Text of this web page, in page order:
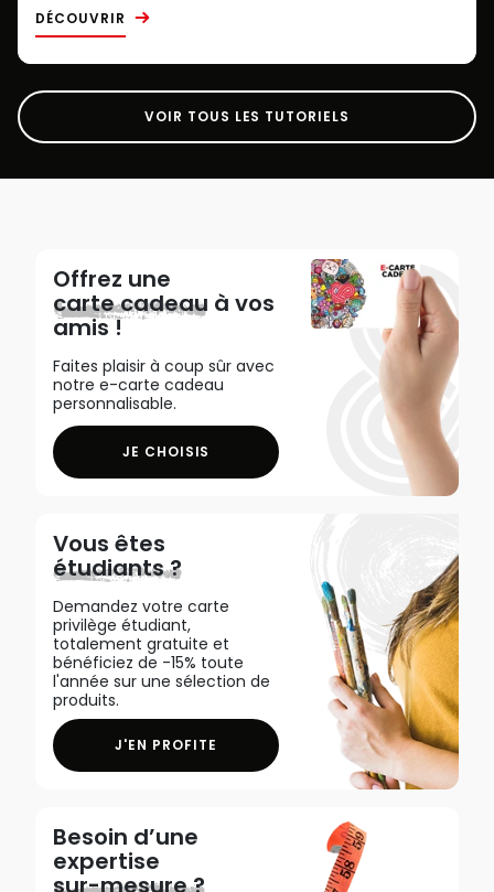
DÉCOUVRIR
VOIR TOUS LES TUTORIELS
Offrez une
carte cadeau à vos
amis !
Faites plaisir à coup sûr avec
notre e-carte cadeau
personnalisable.
JE CHOISIS
Vous êtes
étudiants ?
Demandez votre carte
privilège étudiant,
totalement gratuite et
bénéficiez de -15% toute
l'année sur une sélection de
produits.
J'EN PROFITE
Besoin d’une
expertise
sur-mesure ?